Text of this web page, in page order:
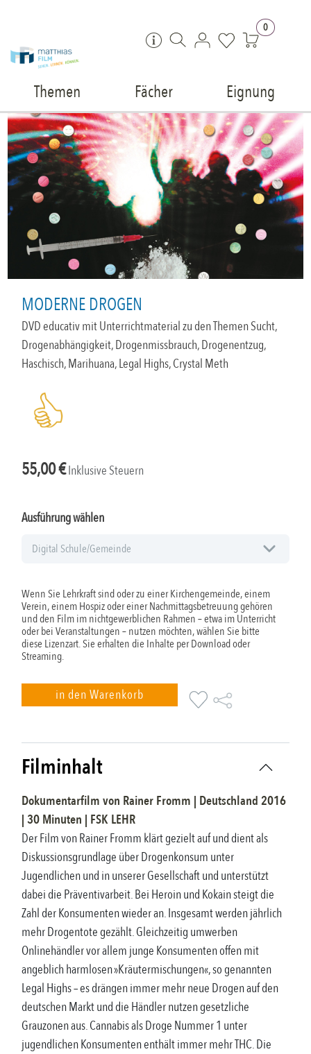
0
Themen Fächer Eignung
MODERNE DROGEN
DVD educativ mit Unterrichtmaterial zu den Themen Sucht,
Drogenabhängigkeit, Drogenmissbrauch, Drogenentzug,
Haschisch, Marihuana, Legal Highs, Crystal Meth
55,00€Inklusive Steuern
Ausführung wählen
Wenn Sie Lehrkraft sind oder zu einer Kirchengemeinde, einem
Verein, einem Hospiz oder einer Nachmittagsbetreuung gehören
und den Film im nichtgewerblichen Rahmen – etwa im Unterricht
oder bei Veranstaltungen – nutzen möchten, wählen Sie bitte
diese Lizenzart. Sie erhalten die Inhalte per Download oder
Streaming.
in den Warenkorb
Filminhalt
Dokumentarfilm von Rainer Fromm | Deutschland 2016
|30 Minuten | FSK LEHR
Der Film von Rainer Fromm klärt gezielt auf und dient als
Diskussionsgrundlage über Drogenkonsum unter
Jugendlichen und in unserer Gesellschaft und unterstützt
dabei die Präventivarbeit. Bei Heroin und Kokain steigt die
Zahl der Konsumenten wieder an. Insgesamt werden jährlich
mehr Drogentote gezählt. Gleichzeitig umwerben
Onlinehändler vor allem junge Konsumenten offen mit
angeblich harmlosen »Kräutermischungen«, so genannten
Legal Highs – es drängen immer mehr neue Drogen auf den
deutschen Markt und die Händler nutzen gesetzliche
Grauzonen aus. Cannabis als Droge Nummer 1 unter
jugendlichen Konsumenten enthält immer mehr THC. Die